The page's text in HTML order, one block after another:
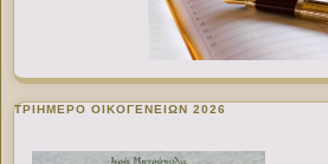
ΤΡΙΗΜΕΡΟ ΟΙΚΟΓΕΝΕΙΩΝ 2026